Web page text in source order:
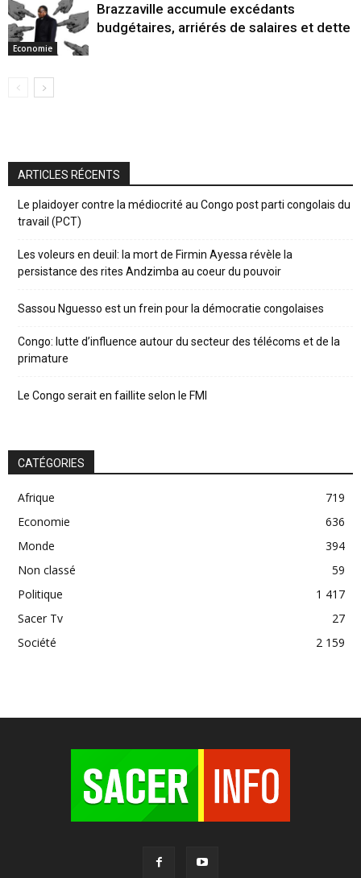
Economie
Brazzaville accumule excédants
budgétaires, arriérés de salaires et dette
ARTICLES RÉCENTS
Le plaidoyer contre la médiocrité au Congo post parti congolais du
travail (PCT)
Les voleurs en deuil: la mort de Firmin Ayessa révèle la
persistance des rites Andzimba au coeur du pouvoir
Sassou Nguesso est un frein pour la démocratie congolaises
Congo: lutte d’influence autour du secteur des télécoms et de la
primature
Le Congo serait en faillite selon le FMI
CATÉGORIES
Afrique
719
Economie
636
Monde
394
Non classé
59
Politique
1 417
Sacer Tv
27
Société
2 159